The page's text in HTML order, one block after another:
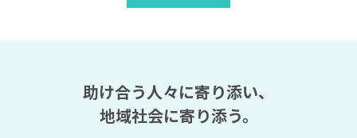
助け合う人々に寄り添い、
地域社会に寄り添う。